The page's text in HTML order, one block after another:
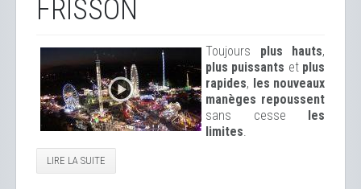
FRISSON
Toujours plus hauts,
plus puissants et plus
rapides, les nouveaux
manèges repoussent
sans cesse les
limites.
LIRE LA SUITE